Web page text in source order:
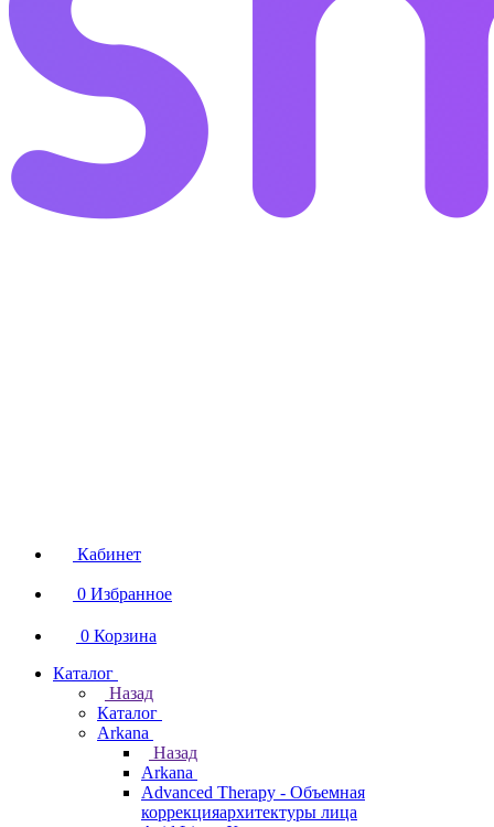
Кабинет
0 Избранное
0 Корзина
Каталог
Назад
Каталог
Arkana
Назад
Arkana
Advanced Therapy - Объемная
коррекцияархитектуры лица